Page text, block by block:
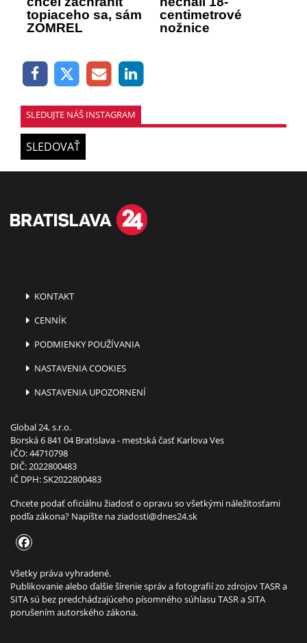
topiaceho sa, sám
ZOMREL
centimetrové
nožnice
SLEDUJTE NÁŠ INSTAGRAM
SLEDOVAŤ
KONTAKT
CENNÍK
PODMIENKY POUŽÍVANIA
NASTAVENIA COOKIES
NASTAVENIA UPOZORNENÍ
Global 24, s.r.o.
Borská 6 841 04 Bratislava - mestská časť Karlova Ves
IČO: 44710798
DIČ: 2022800483
IČ DPH: SK2022800483
Chcete podať oficiálnu žiadosť o opravu so všetkými náležitosťami
podľa zákona? Napíšte naziadosti@dnes24.sk
Všetky práva vyhradené.
Publikovanie alebo ďalšie šírenie správ a fotografií zo zdrojov TASR a
SITA sú bez predchádzajúceho písomného súhlasu TASR a SITA
porušením autorského zákona.